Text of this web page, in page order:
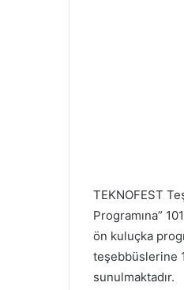
TEKNOFEST
Programına”
ön kuluçka
teşebbüslerine
sunulmaktadır.